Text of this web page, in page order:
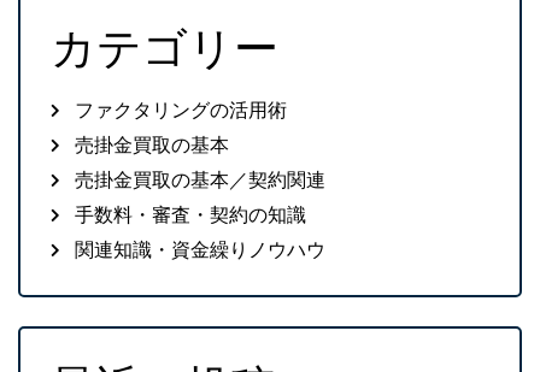
カテゴリー
ファクタリングの活用術
売掛金買取の基本
売掛金買取の基本／契約関連
手数料・審査・契約の知識
関連知識・資金繰りノウハウ